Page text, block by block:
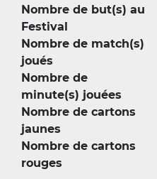
Nombre de but(s) au
Festival
Nombre de match(s)
joués
Nombre de
minute(s) jouées
Nombre de cartons
jaunes
Nombre de cartons
rouges